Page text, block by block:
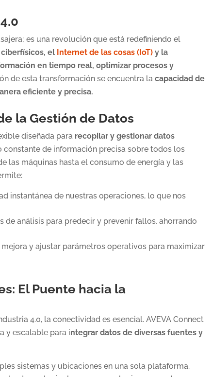
es una revolución que está redefiniendo el
el Internet de las cosas (IoT) y la
en tiempo real, optimizar procesos y
de esta transformación se encuentra lacapacidad de
eficiente y precisa.
la Gestión de Datos
diseñada para recopilar y gestionar datos
constante de información precisa sobre todos los
las máquinas hasta el consumo de energía y las
instantánea de nuestras operaciones, lo que nos
de análisis para predecir y prevenir fallos, ahorrando
mejora y ajustar parámetros operativos para maximizar
El Puente hacia la
4.0, la conectividad es esencial. AVEVA Connect
y escalable para integrar datos de diversas fuentes y
sistemas y ubicaciones en una sola plataforma.